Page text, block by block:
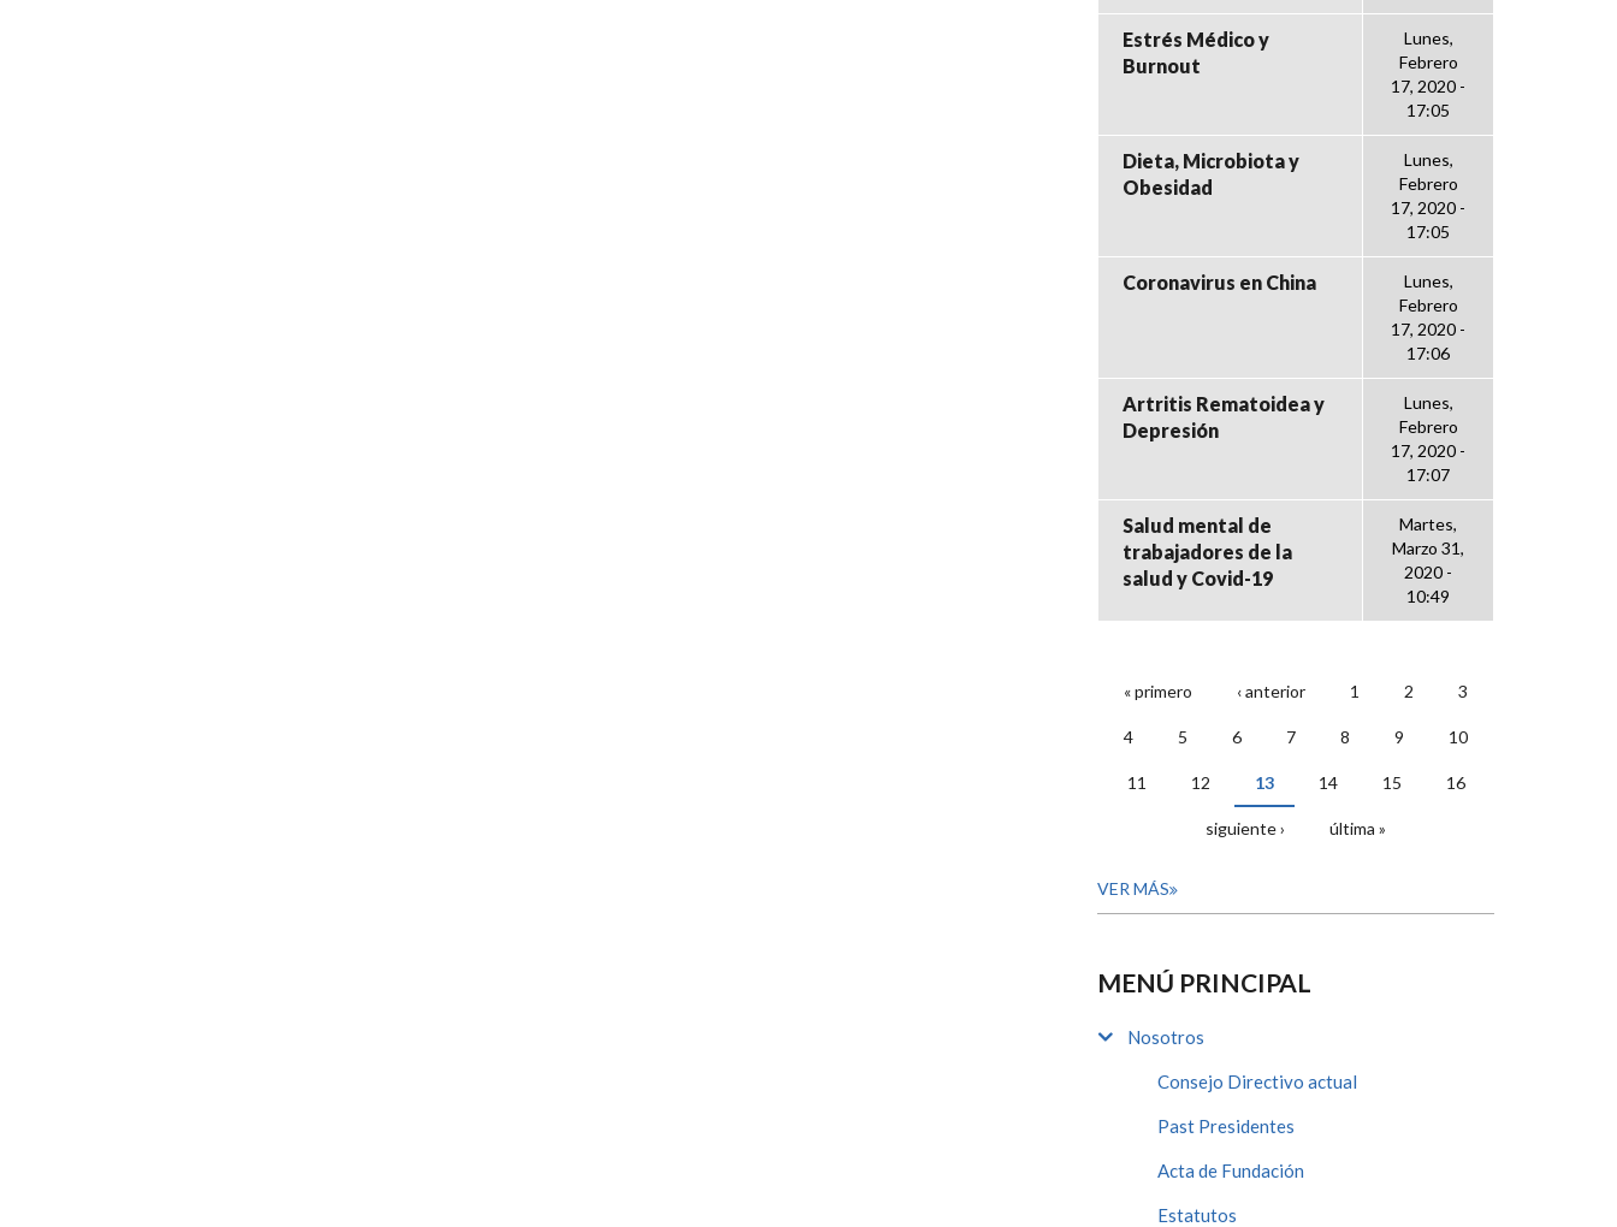
Estrés Médico y
Burnout
Lunes,
Febrero
17, 2020 -
17:05
Dieta, Microbiota y
Obesidad
Lunes,
Febrero
17, 2020 -
17:05
Coronavirus en China
Lunes,
Febrero
17, 2020 -
17:06
Artritis Rematoidea y
Depresión
Lunes,
Febrero
17, 2020 -
17:07
Salud mental de
trabajadores de la
salud y Covid-19
Martes,
Marzo 31,
2020 -
10:49
PÁGINAS
« primero ‹ anterior 1 2 3
4 5 6 7 8 9 10
11 12 13 14 15 16
siguiente › última »
VER MÁS
MENÚ PRINCIPAL
Nosotros
Consejo Directivo actual
Past Presidentes
Acta de Fundación
Estatutos